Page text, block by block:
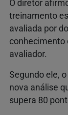
O diretor
treinamento
avaliada por
conhecimento
avaliador.
Segundo ele,
nova análise
supera 80